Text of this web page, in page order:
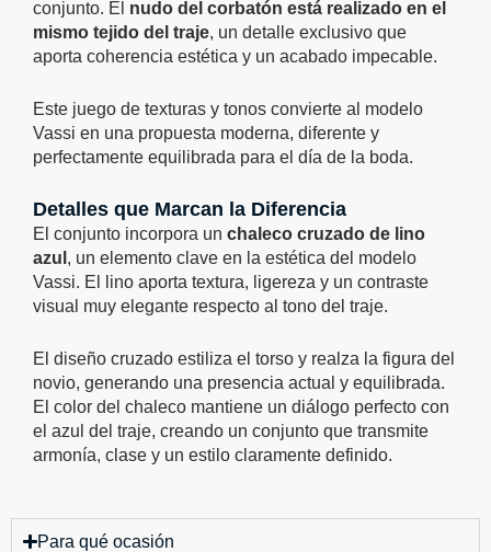
conjunto. El nudo del corbatón está realizado en el
mismo tejido del traje, un detalle exclusivo que
aporta coherencia estética y un acabado impecable.
Este juego de texturas y tonos convierte al modelo
Vassi en una propuesta moderna, diferente y
perfectamente equilibrada para el día de la boda.
Detalles que Marcan la Diferencia
El conjunto incorpora un chaleco cruzado de lino
azul , un elemento clave en la estética del modelo
Vassi. El lino aporta textura, ligereza y un contraste
visual muy elegante respecto al tono del traje.
El diseño cruzado estiliza el torso y realza la figura del
novio, generando una presencia actual y equilibrada.
El color del chaleco mantiene un diálogo perfecto con
el azul del traje, creando un conjunto que transmite
armonía, clase y un estilo claramente definido.
Para qué ocasión